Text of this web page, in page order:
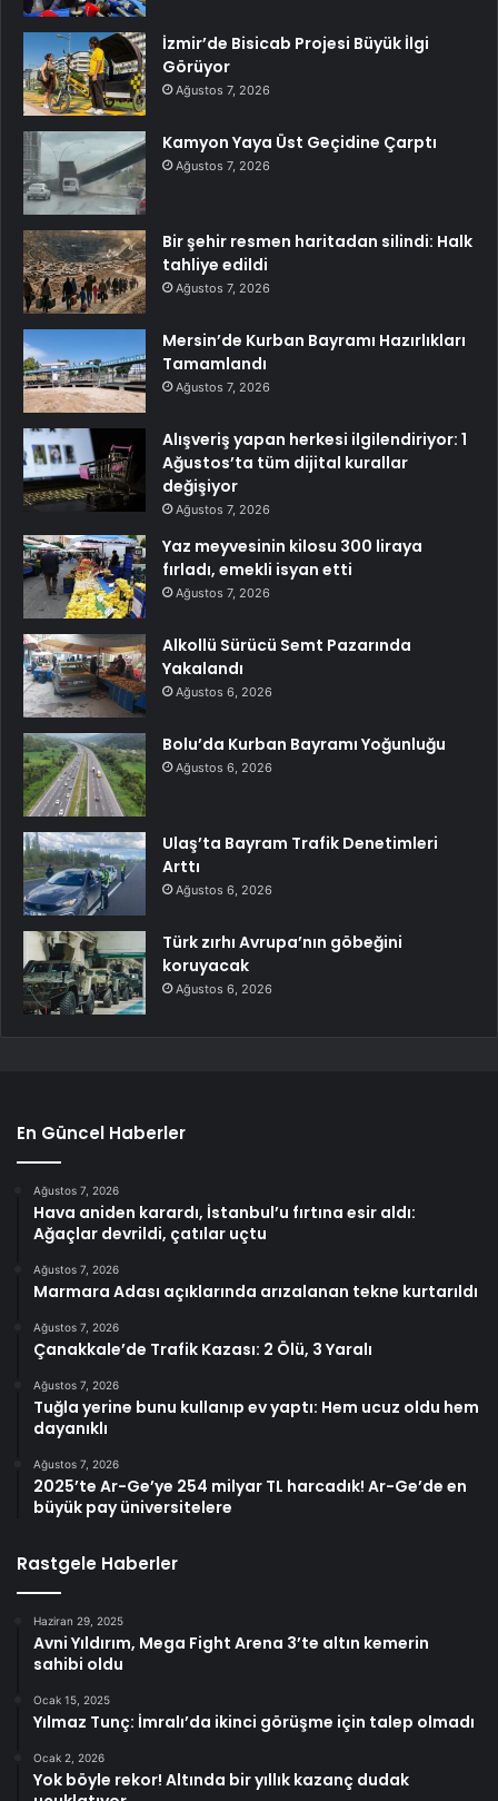
İzmir’de Bisicab Projesi Büyük İlgi
Görüyor
Ağustos 7, 2026
Kamyon Yaya Üst Geçidine Çarptı
Ağustos 7, 2026
Bir şehir resmen haritadan silindi: Halk
tahliye edildi
Ağustos 7, 2026
Mersin’de Kurban Bayramı Hazırlıkları
Tamamlandı
Ağustos 7, 2026
Alışveriş yapan herkesi ilgilendiriyor: 1
Ağustos’ta tüm dijital kurallar
değişiyor
Ağustos 7, 2026
Yaz meyvesinin kilosu 300 liraya
fırladı, emekli isyan etti
Ağustos 7, 2026
Alkollü Sürücü Semt Pazarında
Yakalandı
Ağustos 6, 2026
Bolu’da Kurban Bayramı Yoğunluğu
Ağustos 6, 2026
Ulaş’ta Bayram Trafik Denetimleri
Arttı
Ağustos 6, 2026
Türk zırhı Avrupa’nın göbeğini
koruyacak
Ağustos 6, 2026
En Güncel Haberler
Ağustos 7, 2026
Hava aniden karardı, İstanbul’u fırtına esir aldı:
Ağaçlar devrildi, çatılar uçtu
Ağustos 7, 2026
Marmara Adası açıklarında arızalanan tekne kurtarıldı
Ağustos 7, 2026
Çanakkale’de Trafik Kazası: 2 Ölü, 3 Yaralı
Ağustos 7, 2026
Tuğla yerine bunu kullanıp ev yaptı: Hem ucuz oldu hem
dayanıklı
Ağustos 7, 2026
2025’te Ar-Ge’ye 254 milyar TL harcadık! Ar-Ge’de en
büyük pay üniversitelere
Rastgele Haberler
Haziran 29, 2025
Avni Yıldırım, Mega Fight Arena 3’te altın kemerin
sahibi oldu
Ocak 15, 2025
Yılmaz Tunç: İmralı’da ikinci görüşme için talep olmadı
Ocak 2, 2026
Yok böyle rekor! Altında bir yıllık kazanç dudak